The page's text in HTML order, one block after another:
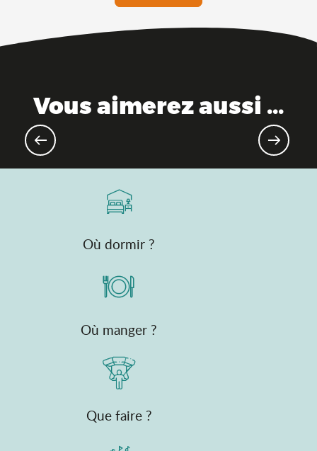
Vous aimerez aussi ...
Evènements pour les enfants
Où dormir ?
Où manger ?
Que faire ?